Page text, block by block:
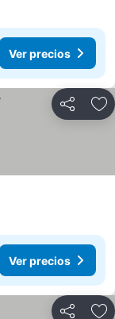
Ver precios
Compartir
Ver precios